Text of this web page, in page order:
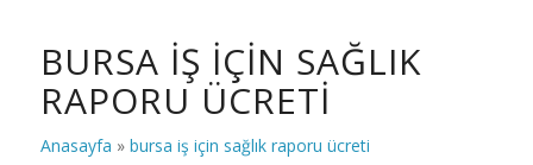
BURSA IŞ IÇIN SAĞLIK
RAPORU ÜCRETI
Anasayfa » bursa iş için sağlık raporu ücreti